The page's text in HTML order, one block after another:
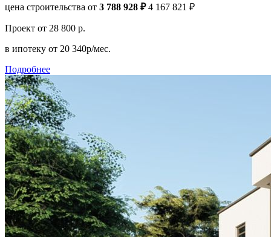
цена строительства от 3 788 928 ₽ 4 167 821 ₽
Проект от 28 800 р.
в ипотеку от 20 340р/мес.
Подробнее